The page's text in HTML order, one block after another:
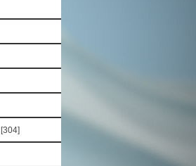
[304]